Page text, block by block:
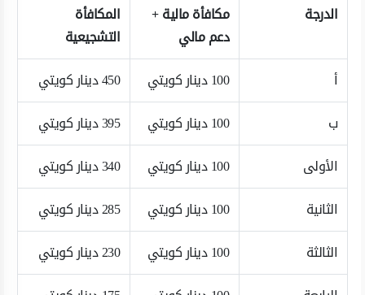
الدرجة
مكافأة مالية +
دعم مالي
المكافأة
التشجيعية
أ
100 دينار كويتي
450 دينار كويتي
ب
100 دينار كويتي
395 دينار كويتي
الأولى
100 دينار كويتي
340 دينار كويتي
الثانية
100 دينار كويتي
285 دينار كويتي
الثالثة
100 دينار كويتي
230 دينار كويتي